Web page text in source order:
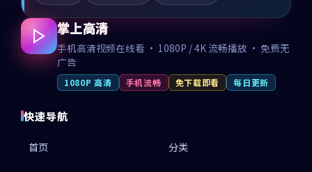
掌上高清
手机高清视频在线看 · 1080P / 4K 流畅播放 · 免费无
广告
1080P 高清 手机流畅 免下载即看 每日更新
快速导航
首页 分类